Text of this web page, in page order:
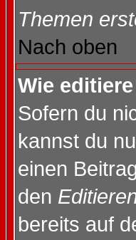
Themen
Nach oben
Wie
Sofern du
kannst du
einen
den
bereits auf